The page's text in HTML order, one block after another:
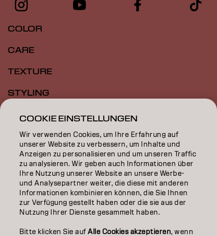
COLOR
CARE
TEXTURE
STYLING
INSPIRATION
EDUCATION
ÜBER
SALON FINDER
PARTNER WERDEN
COOKIE EINSTELLUNGEN
Wir verwenden Cookies, um Ihre Erfahrung auf
unserer Website zu verbessern, um Inhalte und
Anzeigen zu personalisieren und um unseren Traffic
zu analysieren. Wir geben auch Informationen über
Ihre Nutzung unserer Website an unsere Werbe-
und Analysepartner weiter, die diese mit anderen
Informationen kombinieren können, die Sie Ihnen
zur Verfügung gestellt haben oder die sie aus der
Nutzung Ihrer Dienste gesammelt haben.
Bitte klicken Sie aufAlle Cookies akzeptieren, wenn